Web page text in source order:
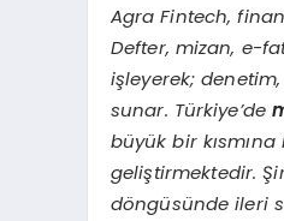
Agra Fintech,
Defter, mizan, e-
işleyerek;
sunar. Türkiye’de
büyük bir
geliştirmektedir.
döngüsünde ileri